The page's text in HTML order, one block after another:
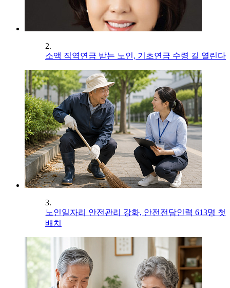
2.
소액 직역연금 받는 노인, 기초연금 수령 길 열린다
3.
노인일자리 안전관리 강화, 안전전담인력 613명 첫
배치